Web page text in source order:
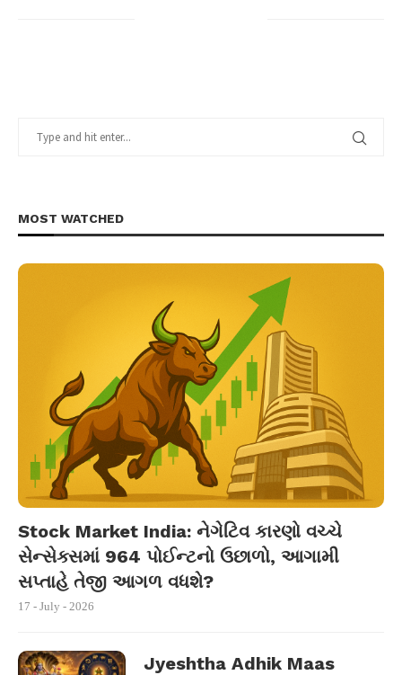
MOST WATCHED
Stock Market India: નેગેટિવ કારણો વચ્ચે
સેન્સેક્સમાં 964 પોઈન્ટનો ઉછાળો, આગામી
સપ્તાહે તેજી આગળ વધશે?
17 - July - 2026
Jyeshtha Adhik Maas